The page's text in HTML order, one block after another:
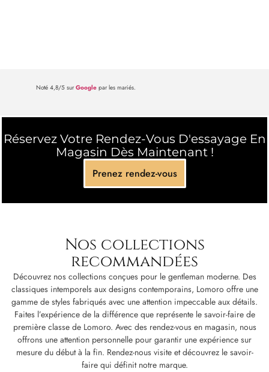
Noté 4,8/5 sur Google par les mariés.
Réservez Votre Rendez-Vous D'essayage En
Magasin Dès Maintenant !
Prenez rendez-vous
Nos collections
recommandées
Découvrez nos collections conçues pour le gentleman moderne. Des
classiques intemporels aux designs contemporains, Lomoro offre une
gamme de styles fabriqués avec une attention impeccable aux détails.
Faites l’expérience de la différence que représente le savoir-faire de
première classe de Lomoro. Avec des rendez-vous en magasin, nous
offrons une attention personnelle pour garantir une expérience sur
mesure du début à la fin. Rendez-nous visite et découvrez le savoir-
faire qui définit notre marque.